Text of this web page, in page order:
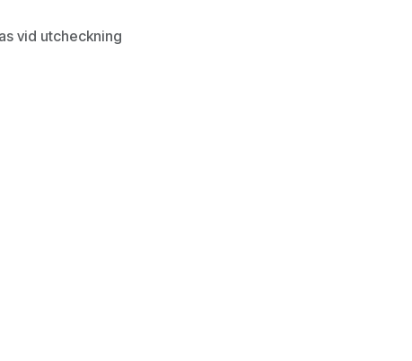
vid utcheckning